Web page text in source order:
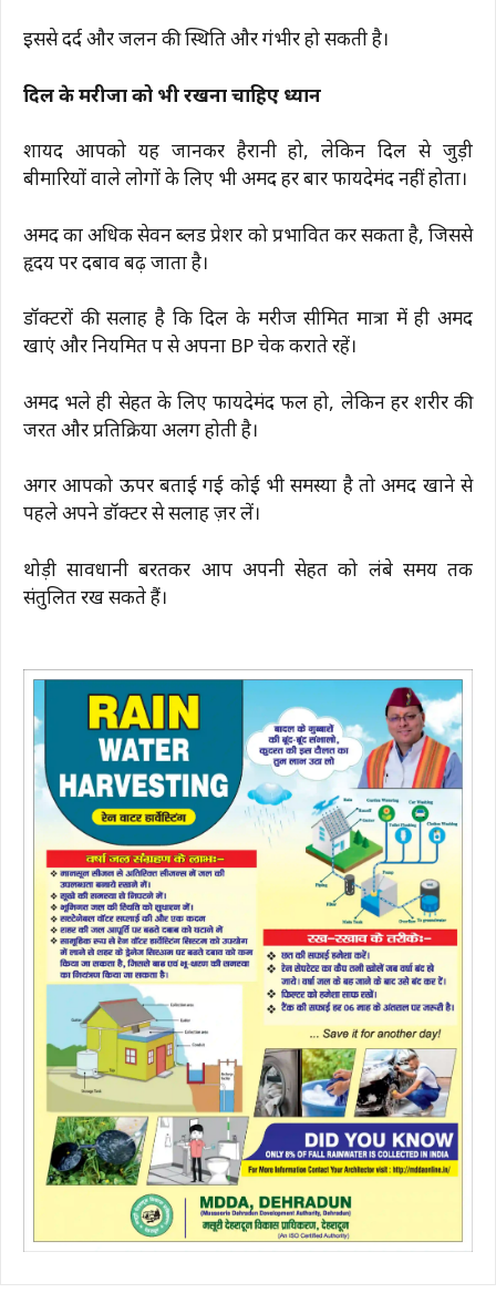
इससे दर्द और जलन की स्थिति और गंभीर हो सकती है।
दिल के मरीजों को भी रखना चाहिए ध्यान
शायद आपको यह जानकर हैरानी हो, लेकिन दिल से जुड़ी
बीमारियों वाले लोगों के लिए भी अमरूद हर बार फायदेमंद नहीं होता।
अमरूद का अधिक सेवन ब्लड प्रेशर को प्रभावित कर सकता है, जिससे
हृदय पर दबाव बढ़ जाता है।
डॉक्टरों की सलाह है कि दिल के मरीज सीमित मात्रा में ही अमरूद
खाएं और नियमित रूप से अपना BP चेक कराते रहें।
अमरूद भले ही सेहत के लिए फायदेमंद फल हो, लेकिन हर शरीर की
जरूरत और प्रतिक्रिया अलग होती है।
अगर आपको ऊपर बताई गई कोई भी समस्या है तो अमरूद खाने से
पहले अपने डॉक्टर से सलाह ज़रूर लें।
थोड़ी सावधानी बरतकर आप अपनी सेहत को लंबे समय तक
संतुलित रख सकते हैं।